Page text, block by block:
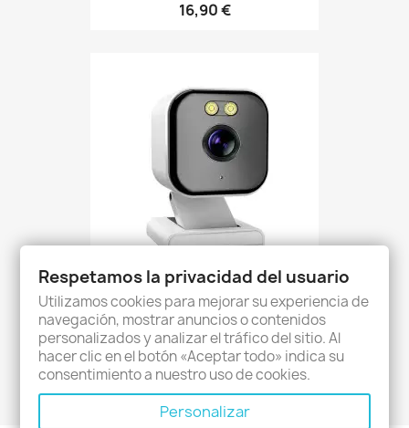
16,90 €
Cámara IP WiFi 4MP (2K HD)...
40,23 €
(10)
Respetamos la privacidad del usuario
Utilizamos cookies para mejorar su experiencia de
navegación, mostrar anuncios o contenidos
personalizados y analizar el tráfico del sitio. Al
hacer clic en el botón «Aceptar todo» indica su
consentimiento a nuestro uso de cookies.
Personalizar